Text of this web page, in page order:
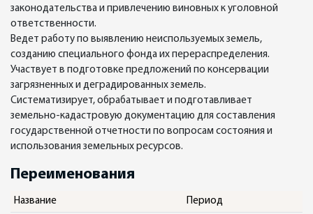
законодательства и привлечению виновных к уголовной
ответственности.
Ведет работу по выявлению неиспользуемых земель,
созданию специального фонда их перераспределения.
Участвует в подготовке предложений по консервации
загрязненных и деградированных земель.
Систематизирует, обрабатывает и подготавливает
земельно-кадастровую документацию для составления
государственной отчетности по вопросам состояния и
использования земельных ресурсов.
Переименования
Название Период